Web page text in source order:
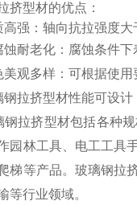
挤型材的优点：
高强：轴向抗拉强度
蚀耐老化：腐蚀条件下
美观多样：可根据使用
钢拉挤型材性能可设计
钢拉挤型材包括各种
园林工具、电工工具
梯等产品。玻璃钢拉
等行业领域。